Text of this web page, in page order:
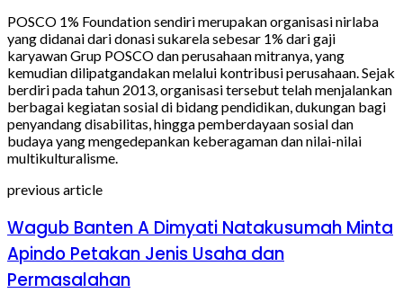
POSCO 1% Foundation sendiri merupakan organisasi nirlaba
yang didanai dari donasi sukarela sebesar 1% dari gaji
karyawan Grup POSCO dan perusahaan mitranya, yang
kemudian dilipatgandakan melalui kontribusi perusahaan. Sejak
berdiri pada tahun 2013, organisasi tersebut telah menjalankan
berbagai kegiatan sosial di bidang pendidikan, dukungan bagi
penyandang disabilitas, hingga pemberdayaan sosial dan
budaya yang mengedepankan keberagaman dan nilai-nilai
multikulturalisme.
previous article
Wagub Banten A Dimyati Natakusumah Minta
Apindo Petakan Jenis Usaha dan
Permasalahan